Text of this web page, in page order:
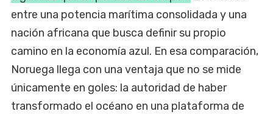
entre una potencia marítima consolidada y una
nación africana que busca definir su propio
camino en la economía azul. En esa comparación,
Noruega llega con una ventaja que no se mide
únicamente en goles: la autoridad de haber
transformado el océano en una plataforma de